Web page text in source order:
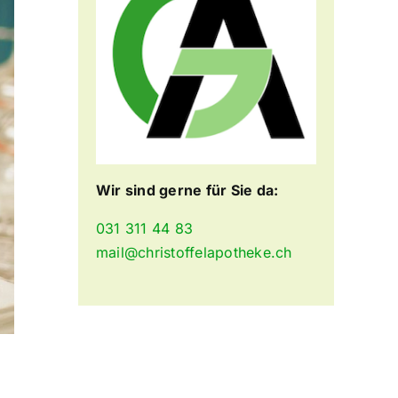
Wir sind gerne für Sie da:
031 311 44 83
mail@christoffelapotheke.ch